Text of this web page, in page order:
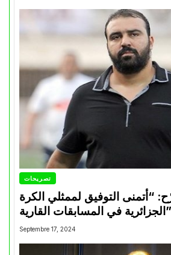
تصريحات
“أتمنى التوفيق لممثلي الكرة
الجزائرية في المسابقات القارية”
Septembre 17, 2024